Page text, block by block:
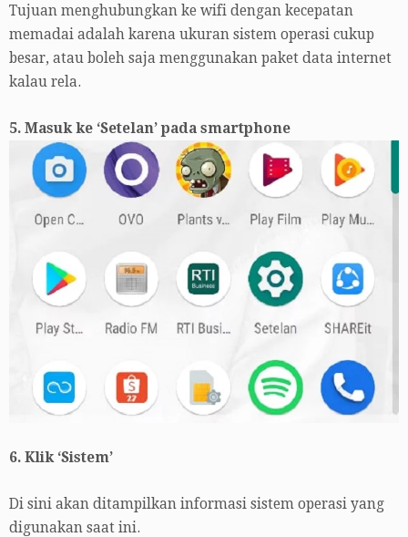
Tujuan menghubungkan ke wifi dengan kecepatan
memadai adalah karena ukuran sistem operasi cukup
besar, atau boleh saja menggunakan paket data internet
kalau rela.
5. Masuk ke ‘Setelan’ pada smartphone
6. Klik ‘Sistem’
Di sini akan ditampilkan informasi sistem operasi yang
digunakan saat ini.